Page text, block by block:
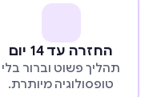
החזרה עד 14 יום
תהליך פשוט וברור בלי
טופסולוגיה מיותרת.